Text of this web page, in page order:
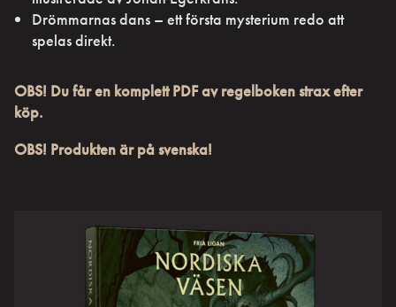
Drömmarnas dans – ett första mysterium redo att
spelas direkt.
OBS! Du får en komplett PDF av regelboken strax efter
köp.
OBS! Produkten är på svenska!